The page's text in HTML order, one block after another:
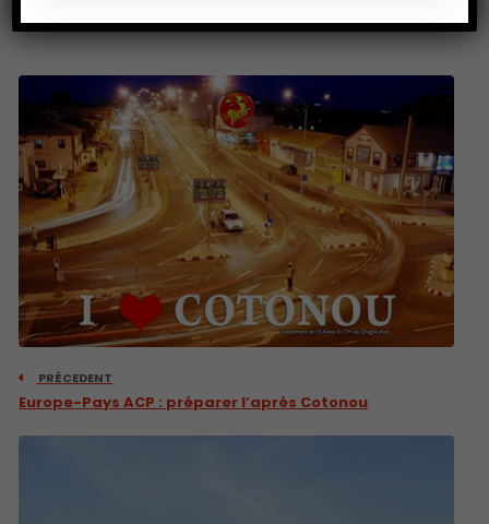
PRÉCEDENT
Europe-Pays ACP : préparer l’après Cotonou